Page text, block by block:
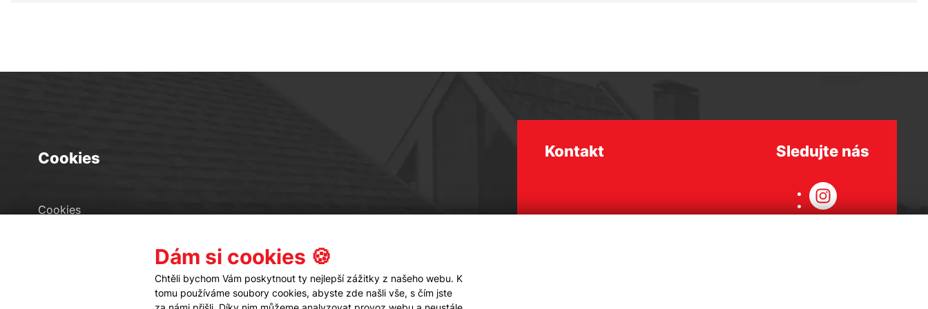
Cookies
Cookies
Kontakt Sledujte nás
Dám si cookies 🍪
Chtěli bychom Vám poskytnout ty nejlepší zážitky z našeho webu. K
tomu používáme soubory cookies, abyste zde našli vše, s čím jste